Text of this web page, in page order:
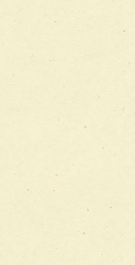
める周術期リハビリテーションチー
ビリテーションコンサルテーション